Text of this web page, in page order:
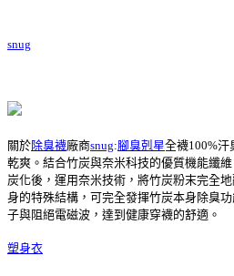
snug
關於除臭襪廠商snug:腳臭剋星全襪100%汗
乾爽。結合竹炭與奈米科技的優質機能纖
炭化後，運用奈米技術，將竹炭粉末完全
身的特殊結構，可完全發揮竹炭本身除臭
子與阻絕電磁波，達到健康穿襪的舒適。
塑身衣